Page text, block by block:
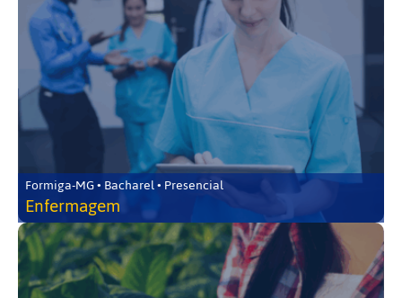
Formiga-MG • Bacharel • Presencial
Enfermagem